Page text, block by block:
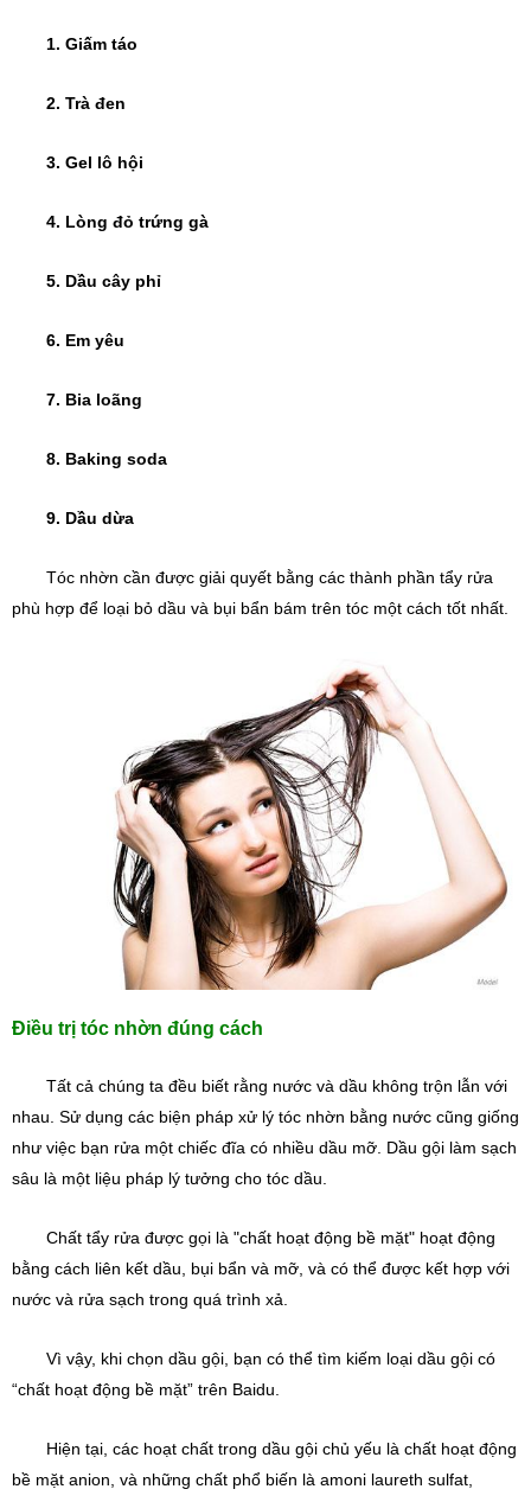
1. Giấm táo
2. Trà đen
3. Gel lô hội
4. Lòng đỏ trứng gà
5. Dầu cây phỉ
6. Em yêu
7. Bia loãng
8. Baking soda
9. Dầu dừa
Tóc nhờn cần được giải quyết bằng các thành phần tẩy rửa
phù hợp để loại bỏ dầu và bụi bẩn bám trên tóc một cách tốt nhất.
Điều trị tóc nhờn đúng cách
Tất cả chúng ta đều biết rằng nước và dầu không trộn lẫn với
nhau. Sử dụng các biện pháp xử lý tóc nhờn bằng nước cũng giống
như việc bạn rửa một chiếc đĩa có nhiều dầu mỡ. Dầu gội làm sạch
sâu là một liệu pháp lý tưởng cho tóc dầu.
Chất tẩy rửa được gọi là "chất hoạt động bề mặt" hoạt động
bằng cách liên kết dầu, bụi bẩn và mỡ, và có thể được kết hợp với
nước và rửa sạch trong quá trình xả.
Vì vậy, khi chọn dầu gội, bạn có thể tìm kiếm loại dầu gội có
“chất hoạt động bề mặt” trên Baidu.
Hiện tại, các hoạt chất trong dầu gội chủ yếu là chất hoạt động
bề mặt anion, và những chất phổ biến là amoni laureth sulfat,